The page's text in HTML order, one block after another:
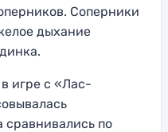
Соперники
дыхание
игре с «Лас-
сравнивались по